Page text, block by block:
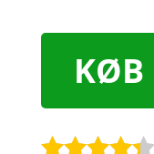
KØB